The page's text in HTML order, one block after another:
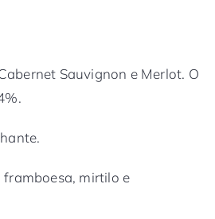
Sauvignon e Merlot. O
framboesa, mirtilo e